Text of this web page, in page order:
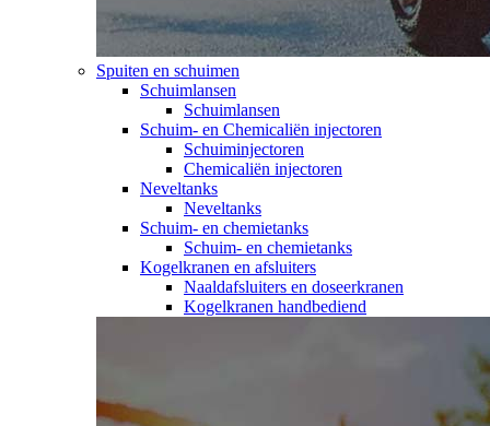
Spuiten en schuimen
Schuimlansen
Schuimlansen
Schuim- en Chemicaliën injectoren
Schuiminjectoren
Chemicaliën injectoren
Neveltanks
Neveltanks
Schuim- en chemietanks
Schuim- en chemietanks
Kogelkranen en afsluiters
Naaldafsluiters en doseerkranen
Kogelkranen handbediend